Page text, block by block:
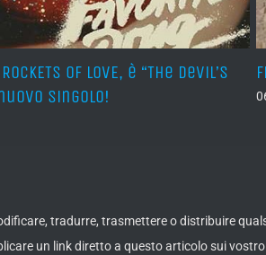
OF LOVE, è “The Devil’s
singolo!
tradurre, trasmettere o distribuire
un link diretto a questo articolo sui